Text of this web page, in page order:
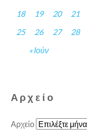
« Ιούν
18
19 20 21
25
26 27 28
Αρχείο
Αρχείο